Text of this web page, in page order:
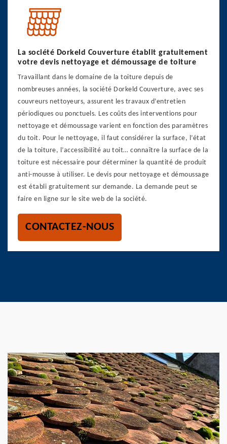
La société Dorkeld Couverture établit gratuitement
votre devis nettoyage et démoussage de toiture
Travaillant dans le domaine de la toiture depuis de
nombreuses années, la société Dorkeld Couverture, avec ses
couvreurs nettoyeurs, assurent les travaux d’entretien
périodiques ou ponctuels. Les coûts des interventions pour
nettoyage et démoussage varient en fonction des paramètres
du toit. Pour le nettoyage, il faut considérer la surface, l’état
de la toiture, l’accessibilité au toit… connaître la surface de la
toiture est nécessaire pour déterminer la quantité de produit
anti-mousse à utiliser. Le devis pour nettoyage et démoussage
est établi gratuitement sur demande. La demande peut se
faire en ligne sur le site web de la société.
CONTACTEZ-NOUS